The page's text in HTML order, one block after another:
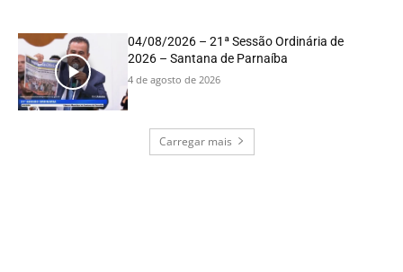
04/08/2026 – 21ª Sessão Ordinária de
2026 – Santana de Parnaíba
4 de agosto de 2026
Carregar mais